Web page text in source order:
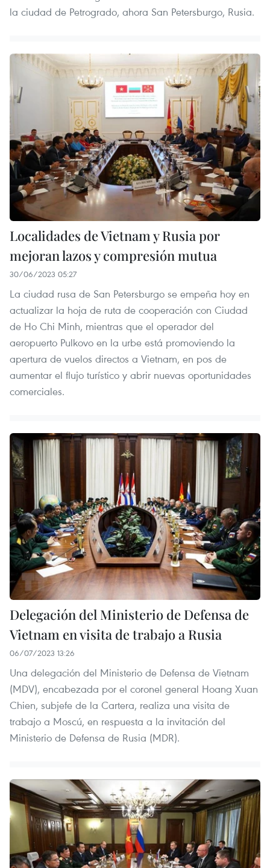
la ciudad de Petrogrado, ahora San Petersburgo, Rusia.
Localidades de Vietnam y Rusia por
mejoran lazos y compresión mutua
30/06/2023 05:27
La ciudad rusa de San Petersburgo se empeña hoy en
actualizar la hoja de ruta de cooperación con Ciudad
de Ho Chi Minh, mientras que el operador del
aeropuerto Pulkovo en la urbe está promoviendo la
apertura de vuelos directos a Vietnam, en pos de
aumentar el flujo turístico y abrir nuevas oportunidades
comerciales.
Delegación del Ministerio de Defensa de
Vietnam en visita de trabajo a Rusia
06/07/2023 13:26
Una delegación del Ministerio de Defensa de Vietnam
(MDV), encabezada por el coronel general Hoang Xuan
Chien, subjefe de la Cartera, realiza una visita de
trabajo a Moscú, en respuesta a la invitación del
Ministerio de Defensa de Rusia (MDR).